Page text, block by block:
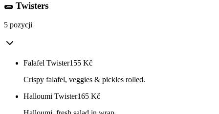
🌯 Twisters
5 pozycji
Falafel Twister155 Kč
Crispy falafel, veggies & pickles rolled.
Halloumi Twister165 Kč